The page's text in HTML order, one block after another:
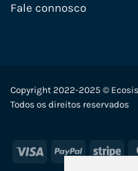
Fale connosco
Copyright 2022-2025 ©
Todos os direitos reservados
Visa PayPal